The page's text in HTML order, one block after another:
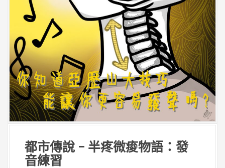
都市傳說 – 半疼微痠物語：發
音練習